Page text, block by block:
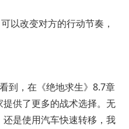
以改变对方的行动节奏，
到，在《绝地求生》8.7章
供了更多的战术选择。无
是使用汽车快速转移，我